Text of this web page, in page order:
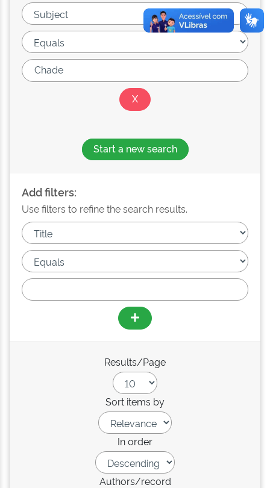
Start a new search
Add filters:
Use filters to refine the search results.
Results/Page
Sort items by
In order
Authors/record